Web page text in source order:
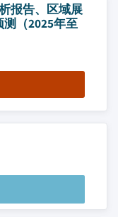
报告、区域展
（2025年至